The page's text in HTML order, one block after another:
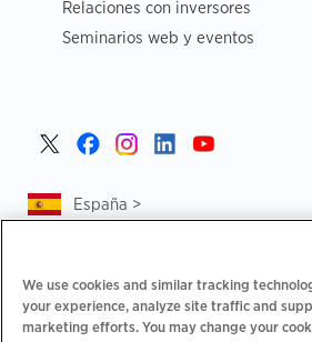
Relaciones con inversores
Seminarios web y eventos
España >
Política de privacidad | Tus
We use cookies and similar tracking
your experience, analyze site traffic and
marketing efforts. You may change your